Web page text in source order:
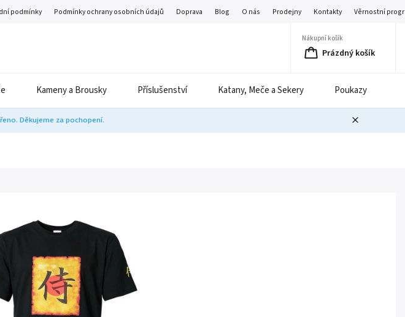
podmínky Podmínky ochrany osobních údajů Doprava Blog O nás Prodejny Kontakty Věrnostní
Nákupní košík
Prázdný košík
Kameny a Brousky Příslušenství Katany, Meče a Sekery Poukazy
Děkujeme za pochopení.